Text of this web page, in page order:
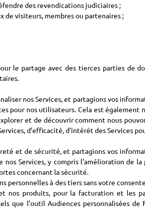
des revendications judiciaires ;
de visiteurs, membres ou partenaires ;
le partage avec des tierces parties de
nos Services, et partagions vos
pour nos utilisateurs. Cela est également
et de découvrir comment nous
d’efficacité, d’intérêt des Services
et de sécurité, et partagions vos
Services, y compris l’amélioration de
concernant la sécurité.
personnelles à des tiers sans votre
nos produits, pour la facturation et les
l’outil Audiences personnalisées de